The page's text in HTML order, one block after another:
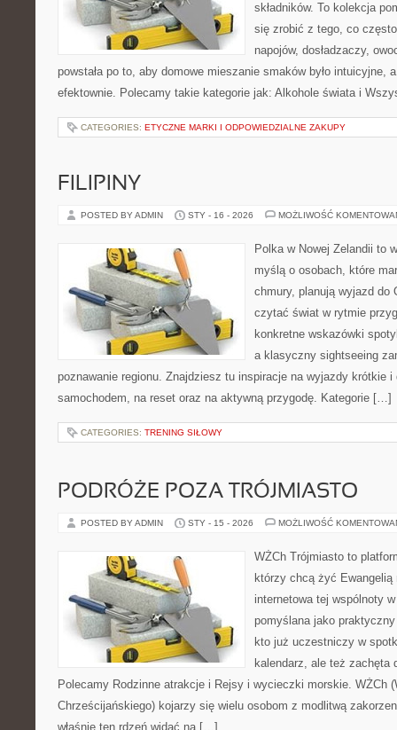
składników. To kolekcja
się zrobić z tego, co
napojów, dosładzaczy,
powstała po to, aby domowe mieszanie smaków było intuicyjne,
efektownie. Polecamy takie kategorie jak: Alkohole świata i
CATEGORIES: ETYCZNE MARKI I ODPOWIEDZIALNE ZAKUPY
FILIPINY
POSTED BY ADMIN STY - 16 - 2026 MOŻLIWOŚĆ
Polka w Nowej Zelandii to
myślą o osobach, które
chmury, planują wyjazd do
czytać świat w rytmie
konkretne wskazówki
a klasyczny sightseeing
poznawanie regionu. Znajdziesz tu inspiracje na wyjazdy krótkie i
samochodem, na reset oraz na aktywną przygodę. Kategorie […]
CATEGORIES: TRENING SIŁOWY
PODRÓŻE POZA TRÓJMIASTO
POSTED BY ADMIN STY - 15 - 2026 MOŻLIWOŚĆ
WŻCh Trójmiasto to
którzy chcą żyć
internetowa tej wspólnoty
pomyślana jako
kto już uczestniczy w
kalendarz, ale też zachęta
Polecamy Rodzinne atrakcje i Rejsy i wycieczki morskie. WŻCh
Chrześcijańskiego) kojarzy się wielu osobom z modlitwą
właśnie ten rdzeń widać na […]